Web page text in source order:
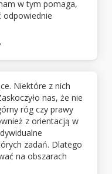
w tym pomaga,
odpowiednie
Niektóre z nich
nas, że nie
róg czy prawy
z orientacją w
zadań. Dlatego
na obszarach